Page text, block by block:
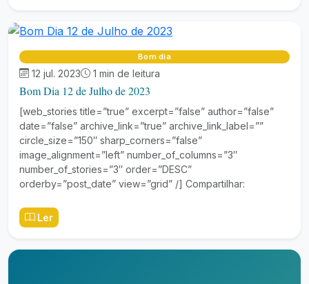
Bom dia
12 jul. 2023 1 min de leitura
Bom Dia 12 de Julho de 2023
[web_stories title=”true” excerpt=”false” author=”false”
date=”false” archive_link=”true” archive_link_label=””
circle_size=”150″ sharp_corners=”false”
image_alignment=”left” number_of_columns=”3″
number_of_stories=”3″ order=”DESC”
orderby=”post_date” view=”grid” /] Compartilhar:
Ler